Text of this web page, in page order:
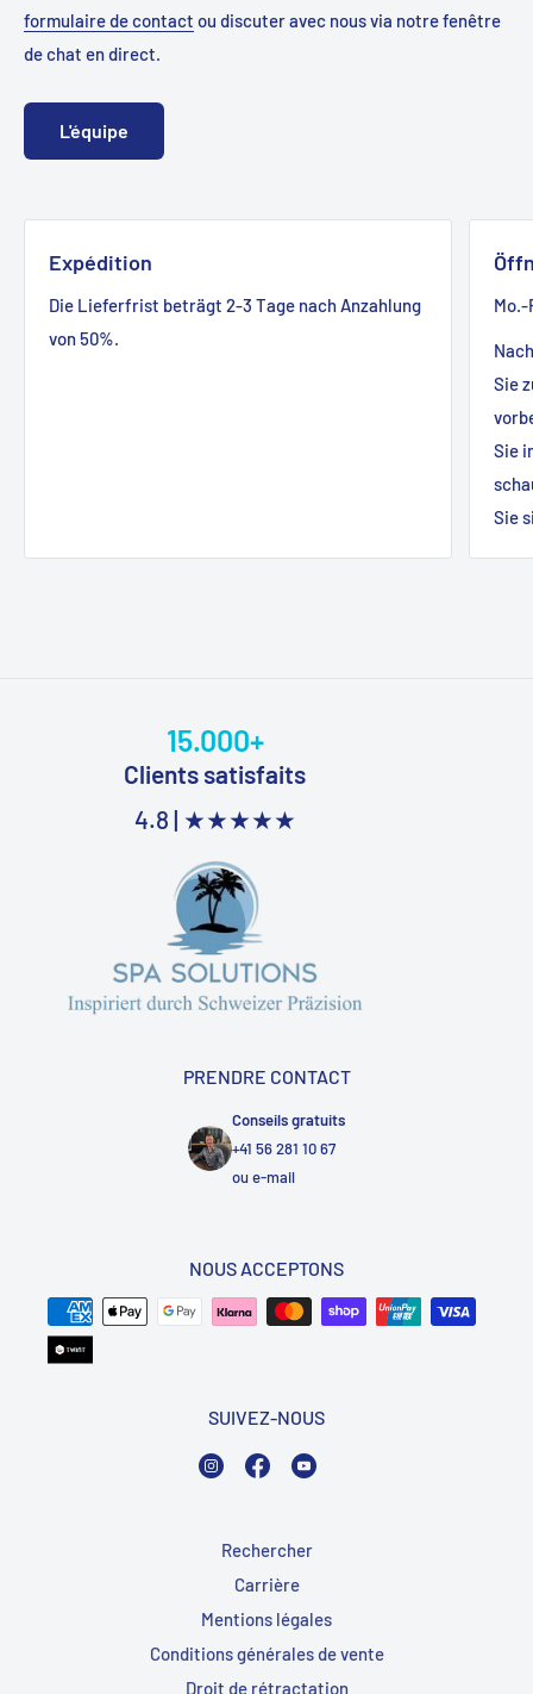
formulaire de contact ou discuter avec nous via notre fenêtre
de chat en direct.
L'équipe
Expédition
Die Lieferfrist beträgt 2-3 Tage nach Anzahlung
von 50%.
Mo.-
Sie
Sie
Sie
15.000+
Clients satisfaits
4.8 | ★★★★★
PRENDRE CONTACT
Conseils gratuits
+41 56 281 10 67
oue-mail
NOUS ACCEPTONS
SUIVEZ-NOUS
InstagramFacebook
Rechercher
Carrière
Mentions légales
Conditions générales de vente
Droit de rétractation